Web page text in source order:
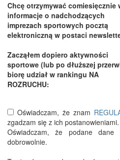
Chcę otrzymywać comiesięcznie
informacje o nadchodzących
imprezach sportowych pocztą
elektroniczną w postaci
Zacząłem dopiero aktywności
sportowe (lub po dłuższej
biorę udział w rankingu NA
ROZRUCHU:
Oświadczam, że znam
zgadzam się z ich postanowieniami.
Oświadczam, że podane
dobrowolnie.